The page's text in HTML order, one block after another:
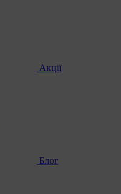
Акції
Блог